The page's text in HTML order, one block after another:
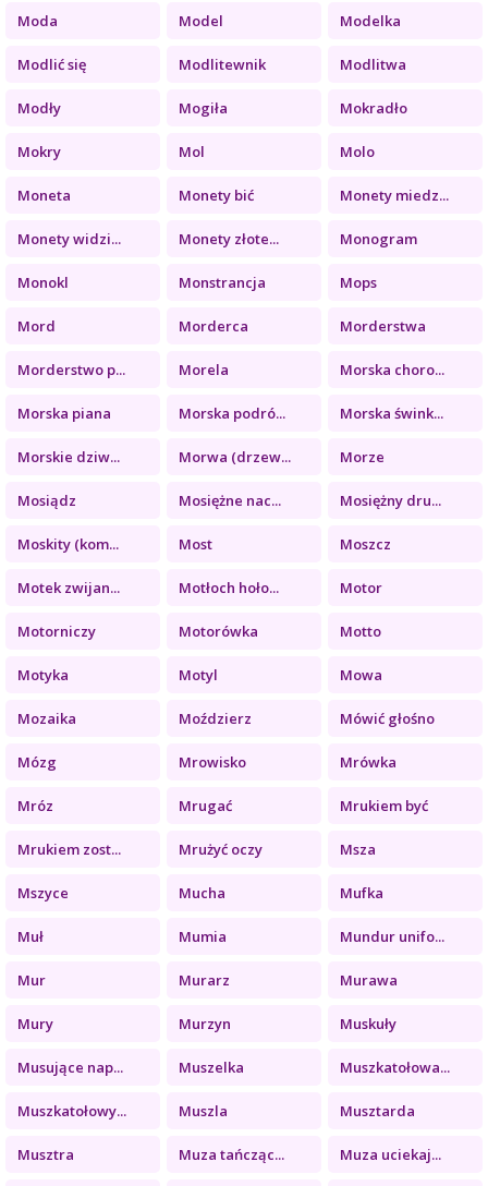
Moda Model Modelka
Modlić się Modlitewnik Modlitwa
Modły Mogiła Mokradło
Mokry Mol Molo
Moneta Monety bić Monety miedz...
Monety widzi... Monety złote... Monogram
Monokl Monstrancja Mops
Mord Morderca Morderstwa
Morderstwo p... Morela Morska choro...
Morska piana Morska podró... Morska śwink...
Morskie dziw... Morwa (drzew... Morze
Mosiądz Mosiężne nac... Mosiężny dru...
Moskity (kom... Most Moszcz
Motek zwijan... Motłoch hoło... Motor
Motorniczy Motorówka Motto
Motyka Motyl Mowa
Mozaika Moździerz Mówić głośno
Mózg Mrowisko Mrówka
Mróz Mrugać Mrukiem być
Mrukiem zost... Mrużyć oczy Msza
Mszyce Mucha Mufka
Muł Mumia Mundur unifo...
Mur Murarz Murawa
Mury Murzyn Muskuły
Musujące nap... Muszelka Muszkatołowa...
Muszkatołowy... Muszla Musztarda
Musztra Muza tańcząc... Muza uciekaj...